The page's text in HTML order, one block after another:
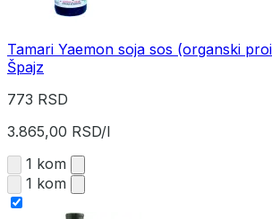
Tamari Yaemon soja sos (organski
Špajz
773 RSD
3.865,00 RSD/l
1 kom
1 kom